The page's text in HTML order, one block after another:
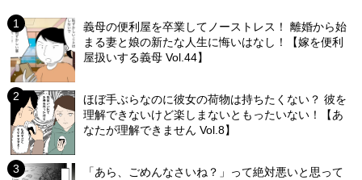
義母の便利屋を卒業してノーストレス！ 離婚から始
まる妻と娘の新たな人生に悔いはなし！【嫁を便利
屋扱いする義母 Vol.44】
ほぼ手ぶらなのに彼女の荷物は持ちたくない？ 彼を
理解できないけど楽しまないともったいない！【あ
なたが理解できません Vol.8】
「あら、ごめんなさいね？」って絶対悪いと思って